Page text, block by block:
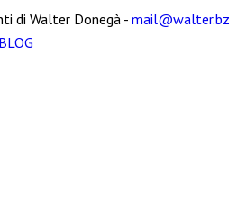
di Walter Donegà - mail@walter.bz
BLOG